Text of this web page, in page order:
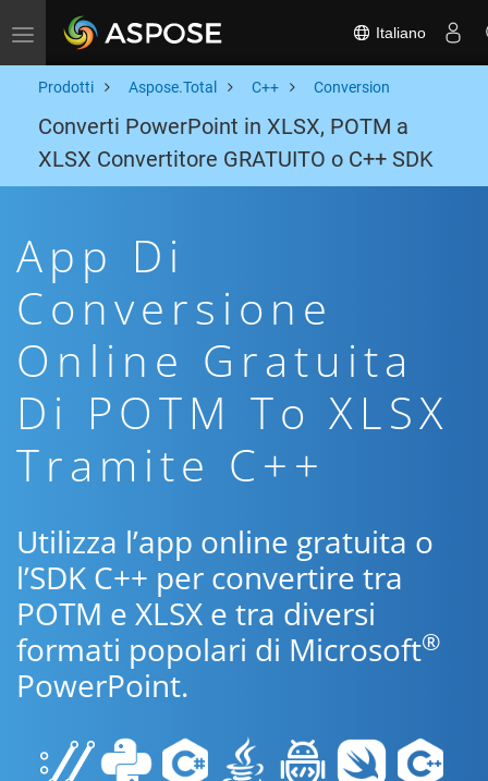
Toggle navigation Italiano
Prodotti Aspose.Total C++ Conversion
Converti PowerPoint in XLSX, POTM a
XLSX Convertitore GRATUITO o C++ SDK
App Di
Conversione
Online Gratuita
Di POTM To XLSX
Tramite C++
Utilizza l’app online gratuita o
l’SDK C++ per convertire tra
POTM e XLSX e tra diversi
formati popolari di Microsoft®
PowerPoint.